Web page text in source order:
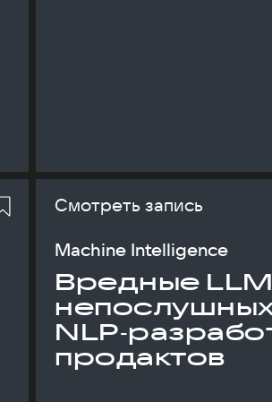
Смотреть запись
Machine Intelligence
Вредные
продактов